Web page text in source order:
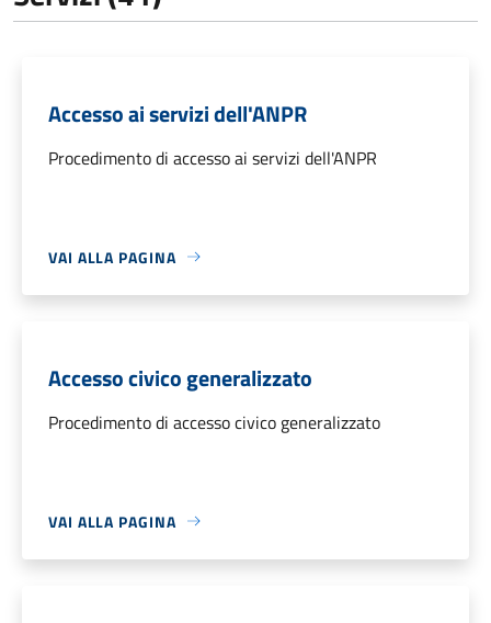
Accesso ai servizi dell'ANPR
Procedimento di accesso ai servizi dell'ANPR
VAI ALLA PAGINA
Accesso civico generalizzato
Procedimento di accesso civico generalizzato
VAI ALLA PAGINA